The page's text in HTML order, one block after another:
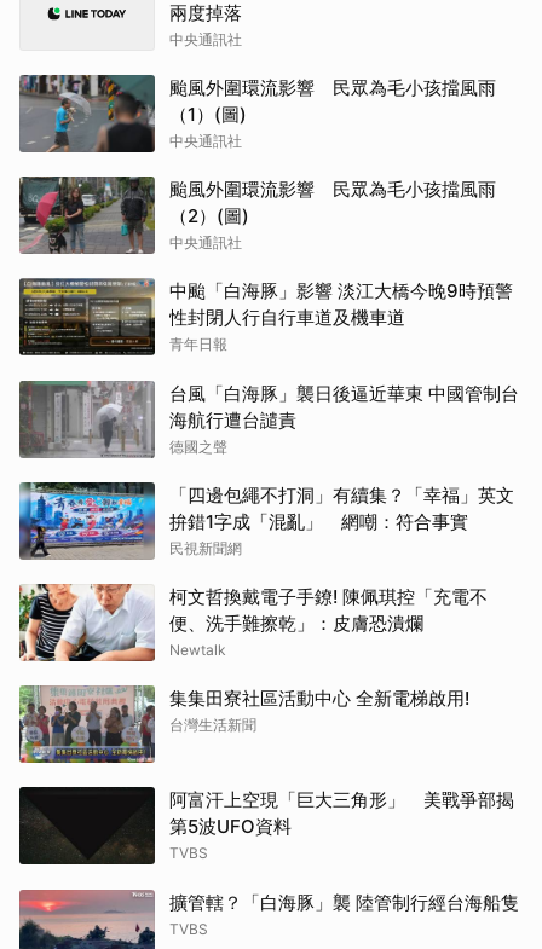
兩度掉落
中央通訊社
颱風外圍環流影響 民眾為毛小孩擋風雨
（1）(圖)
中央通訊社
颱風外圍環流影響 民眾為毛小孩擋風雨
（2）(圖)
中央通訊社
中颱「白海豚」影響 淡江大橋今晚9時預警
性封閉人行自行車道及機車道
青年日報
台風「白海豚」襲日後逼近華東 中國管制台
海航行遭台譴責
德國之聲
「四邊包繩不打洞」有續集？「幸福」英文
拚錯1字成「混亂」 網嘲：符合事實
民視新聞網
柯文哲換戴電子手鐐! 陳佩琪控「充電不
便、洗手難擦乾」：皮膚恐潰爛
Newtalk
集集田寮社區活動中心 全新電梯啟用!
台灣生活新聞
阿富汗上空現「巨大三角形」 美戰爭部揭
第5波UFO資料
TVBS
擴管轄？「白海豚」襲 陸管制行經台海船隻
TVBS